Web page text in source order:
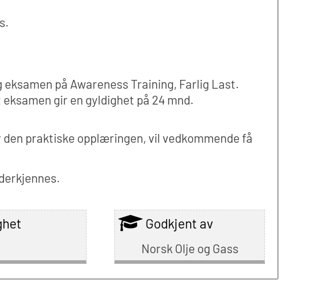
på Awareness Training, Farlig Last.
gir en gyldighet på 24 mnd.
praktiske opplæringen, vil vedkommende få
Godkjent av
Norsk Olje og Gass